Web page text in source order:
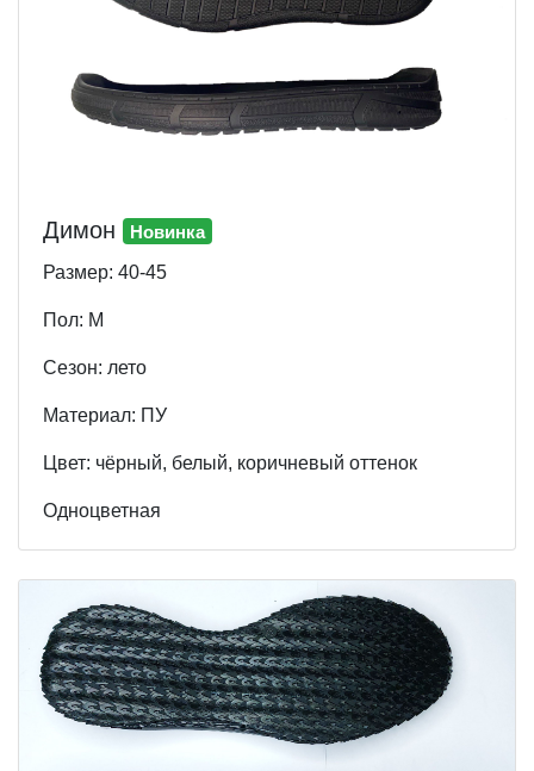
Димон Новинка
Размер: 40-45
Пол: М
Cезон: лето
Материал: ПУ
Цвет: чёрный, белый, коричневый оттенок
Одноцветная